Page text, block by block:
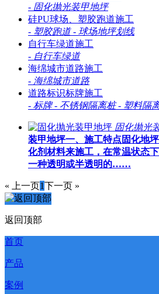
- 固化抛光装甲地坪
硅PU球场、塑胶跑道施工
- 塑胶跑道 - 球场地坪划线
自行车绿道施工
- 自行车绿道
海绵城市道路施工
- 海绵城市道路
道路标识标牌施工
- 标牌 - 不锈钢隔离桩 - 塑料隔
固化抛光
装甲地坪一、施工特点固化地
化剂材料来施工，在常温状态
一种透明或半透明的……
« 上一页1下一页 »
返回顶部
首页
产品
案例